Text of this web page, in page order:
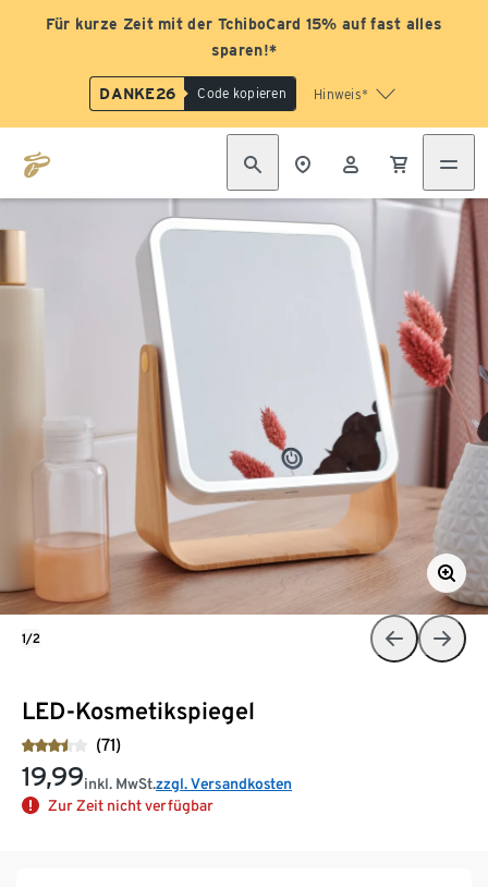
Für kurze Zeit mit der TchiboCard 15% auf fast alles
sparen!*
DANKE26 Code kopieren Hinweis*
LED-Kosmetikspiegel
(71)
19,99inkl. MwSt.zzgl. Versandkosten
Zur Zeit nicht verfügbar
1/2